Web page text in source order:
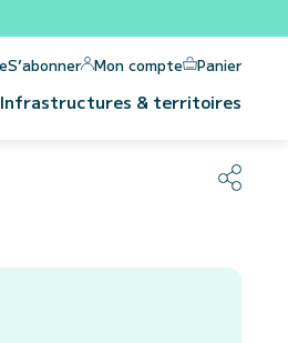
S’abonner Mon compte Panier
Infrastructures & territoires